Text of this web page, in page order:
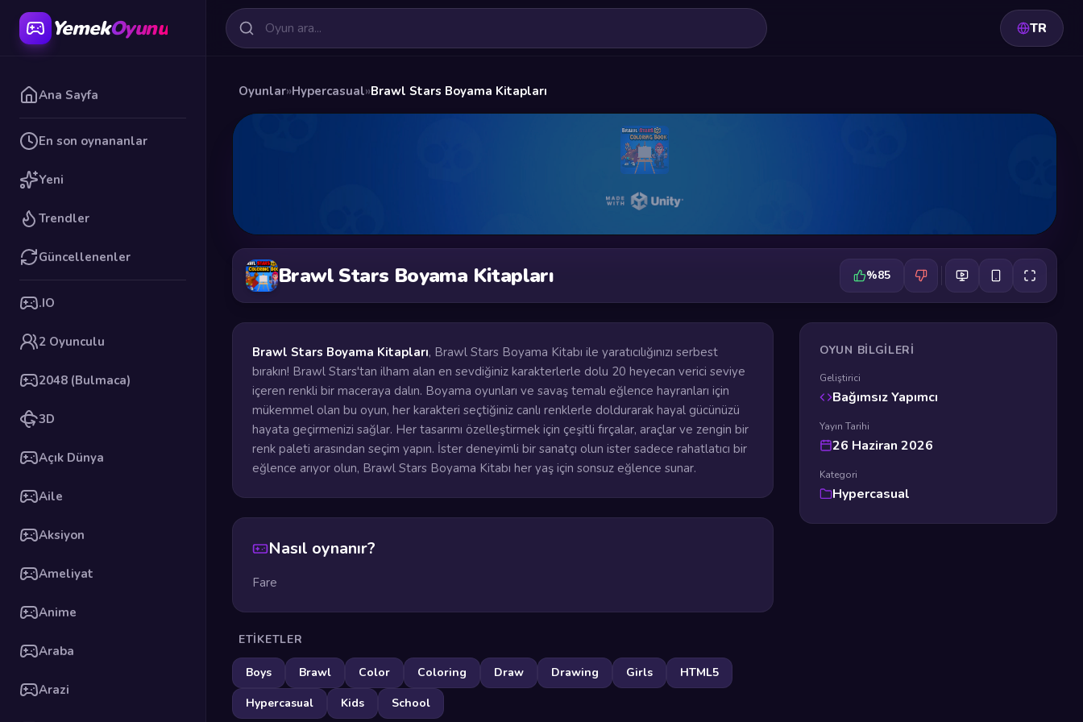
YemekOyunu
Ana Sayfa
En son oynananlar
Yeni
Trendler
Güncellenenler
.IO
2 Oyunculu
2048 (Bulmaca)
3D
Açık Dünya
Aile
Aksiyon
Ameliyat
Anime
Araba
Arazi
TR
Oyunlar»Hypercasual»Brawl Stars Boyama Kitapları
Brawl Stars Boyama Kitapları %85
Brawl Stars Boyama Kitapları, Brawl Stars Boyama Kitabı ile yaratıcılığınızı serbest
bırakın! Brawl Stars'tan ilham alan en sevdiğiniz karakterlerle dolu 20 heyecan verici seviye
içeren renkli bir maceraya dalın. Boyama oyunları ve savaş temalı eğlence hayranları için
mükemmel olan bu oyun, her karakteri seçtiğiniz canlı renklerle doldurarak hayal gücünüzü
hayata geçirmenizi sağlar. Her tasarımı özelleştirmek için çeşitli fırçalar, araçlar ve zengin bir
renk paleti arasından seçim yapın. İster deneyimli bir sanatçı olun ister sadece rahatlatıcı bir
eğlence arıyor olun, Brawl Stars Boyama Kitabı her yaş için sonsuz eğlence sunar.
Nasıl oynanır?
Fare
ETIKETLER
Boys Brawl Color Coloring Draw Drawing Girls
HTML5
Hypercasual
Kids School
OYUN BILGILERI
Geliştirici
Bağımsız Yapımcı
Yayın Tarihi
26 Haziran 2026
Kategori
Hypercasual